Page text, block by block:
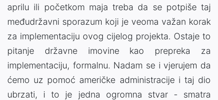
aprilu ili početkom maja treba da se potpiše taj
međudržavni sporazum koji je veoma važan korak
za implementaciju ovog cijelog projekta. Ostaje to
pitanje državne imovine kao prepreka za
implementaciju, formalnu. Nadam se i vjerujem da
ćemo uz pomoć američke administracije i taj dio
ubrzati, i to je jedna ogromna stvar - smatra